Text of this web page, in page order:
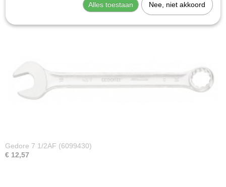
Gedore 7 1/2AF (6099430)
€ 12,57
Alles toestaan Nee, niet akkoord